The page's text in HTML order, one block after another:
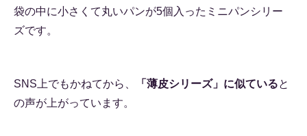
袋の中に小さくて丸いパンが5個入ったミニパンシリー
ズです。
SNS上でもかねてから、 「薄皮シリーズ」に似ていると
の声が上がっています。